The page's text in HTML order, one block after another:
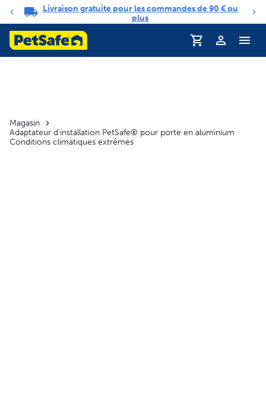
Carrousel de notifications
Livraison gratuite pour les commandes de 90 € ou
plus
Magasin
Adaptateur d'installation PetSafe® pour porte en aluminium
Conditions climatiques extrêmes